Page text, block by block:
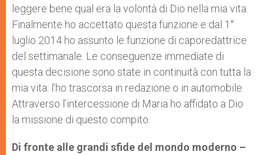
leggere bene qual era la volontà di Dio nella mia vita.
Finalmente ho accettato questa funzione e dal 1°
luglio 2014 ho assunto le funzione di caporedattrice
del settimanale. Le conseguenze immediate di
questa decisione sono state in continuità con tutta la
mia vita: l’ho trascorsa in redazione o in automobile.
Attraverso l’intercessione di Maria ho affidato a Dio
la missione di questo compito.
Di fronte alle grandi sfide del mondo moderno –